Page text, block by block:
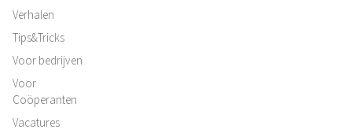
Verhalen
Tips&Tricks
Voor bedrijven
Voor
Coöperanten
Vacatures